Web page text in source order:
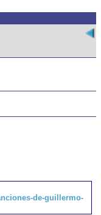
de-guillermo-